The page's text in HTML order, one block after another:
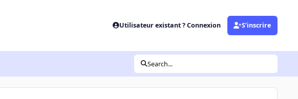
Utilisateur existant ? Connexion S’inscrire
Search...